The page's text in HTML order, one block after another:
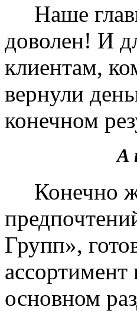
Наше
доволен! И
клиентам,
вернули
конечном
А
Конечно же
Групп»,
основном